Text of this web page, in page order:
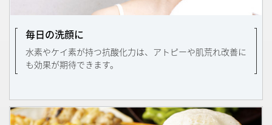
毎日の洗顔に
水素やケイ素が持つ抗酸化力は、アトピーや肌荒れ改善に
も効果が期待できます。